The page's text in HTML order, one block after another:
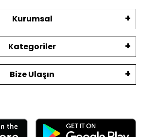
Kurumsal
Kategoriler
Bize Ulaşın